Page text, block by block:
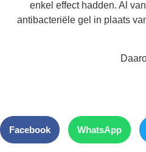
enkel effect hadden. Al
antibacteriële gel in plaats
Facebook WhatsApp